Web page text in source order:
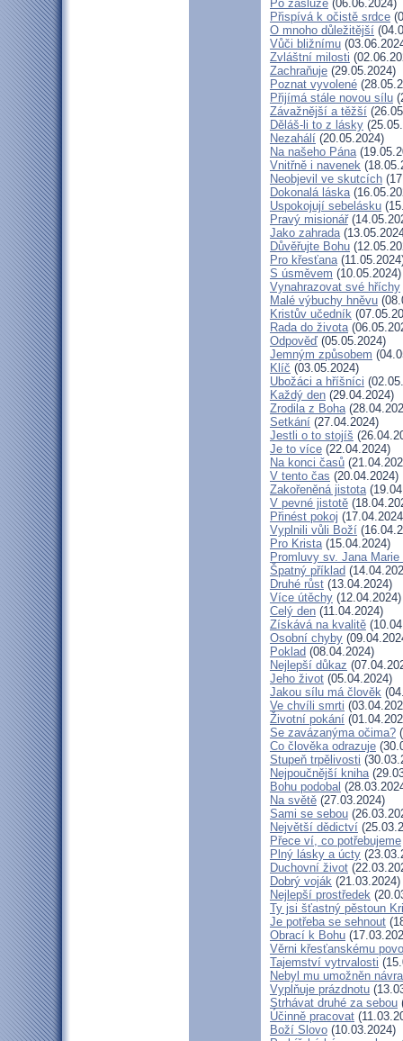
Po zásluze (06.06.2024)
Přispívá k očistě srdce
O mnoho důležitější
Vůči bližnímu
Zvláštní milosti
Zachraňuje (29.05.2024)
Poznat vyvolené
Přijímá stále novou sílu
Závažnější a těžší
Děláš-li to z lásky
Nezahálí (20.05.2024)
Na našeho Pána
Vnitřně i navenek
Neobjevil ve skutcích
Dokonalá láska
Uspokojují sebelásku
Pravý misionář
Jako zahrada
Důvěřujte Bohu
Pro křesťana
S úsměvem (10.05.2024)
Vynahrazovat své hříchy
Malé výbuchy hněvu
Kristův učedník
Rada do života
Odpověď (05.05.2024)
Jemným způsobem
Klíč (03.05.2024)
Ubožáci a hříšníci
Každý den (29.04.2024)
Zrodila z Boha
Setkání (27.04.2024)
Jestli o to stojíš
Je to více (22.04.2024)
Na konci časů
V tento čas (20.04.2024)
Zakořeněná jistota
V pevné jistotě
Přinést pokoj
Vyplnili vůli Boží
Pro Krista(15.04.2024)
Promluvy sv. Jana
Špatný příklad
Druhé růst (13.04.2024)
Více útěchy (12.04.2024)
Celý den (11.04.2024)
Získává na kvalitě
Osobní chyby
Poklad (08.04.2024)
Nejlepší důkaz
Jeho život (05.04.2024)
Jakou sílu má člověk
Ve chvíli smrti
Životní pokání
Se zavázanýma očima?
Co člověka odrazuje
Stupeň trpělivosti
Nejpoučnější kniha
Bohu podobal
Na světě (27.03.2024)
Sami se sebou
Největší dědictví
Přece ví, co potřebujeme
Plný lásky a úcty
Duchovní život
Dobrý voják (21.03.2024)
Nejlepší prostředek
Ty jsi šťastný pěstoun
Je potřeba se sehnout
Obrací k Bohu
Věrni křesťanskému
Tajemství vytrvalosti
Nebyl mu umožněn
Vyplňuje prázdnotu
Strhávat druhé za sebou
Účinně pracovat
Boží Slovo (10.03.2024)